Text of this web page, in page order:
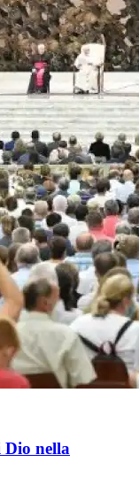
Dio nella